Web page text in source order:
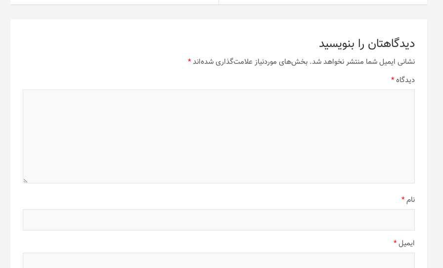
دیدگاهتان را بنویسید
نشانی ایمیل شما منتشر نخواهد شد. بخش‌های موردنیاز علامت‌گذاری شده‌اند*
دیدگاه*
نام*
ایمیل*